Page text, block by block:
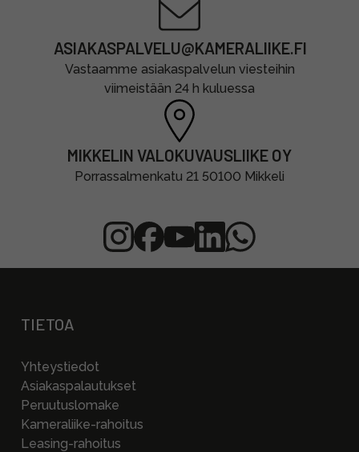
ASIAKASPALVELU@KAMERALIIKE.FI
Vastaamme asiakaspalvelun viesteihin
viimeistään 24 h kuluessa
MIKKELIN VALOKUVAUSLIIKE OY
Porrassalmenkatu 21 50100 Mikkeli
TIETOA
Yhteystiedot
Asiakaspalautukset
Peruutuslomake
Kameraliike-rahoitus
Leasing-rahoitus